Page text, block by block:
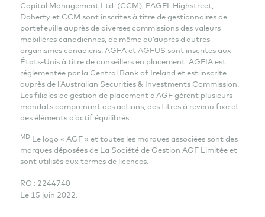
Capital Management Ltd. (CCM). PAGFI, Highstreet,
Doherty et CCM sont inscrites à titre de gestionnaires de
portefeuille auprès de diverses commissions des valeurs
mobilières canadiennes, de même qu’auprès d’autres
organismes canadiens. AGFA et AGFUS sont inscrites aux
États-Unis à titre de conseillers en placement. AGFIA est
réglementée par la Central Bank of Ireland et est inscrite
auprès de l’Australian Securities & Investments Commission.
Les filiales de gestion de placement d’AGF gèrent plusieurs
mandats comprenant des actions, des titres à revenu fixe et
des éléments d’actif équilibrés.
MD Le logo « AGF » et toutes les marques associées sont des
marques déposées de La Société de Gestion AGF Limitée et
sont utilisés aux termes de licences.
RO : 2244740
Le 15 juin 2022.